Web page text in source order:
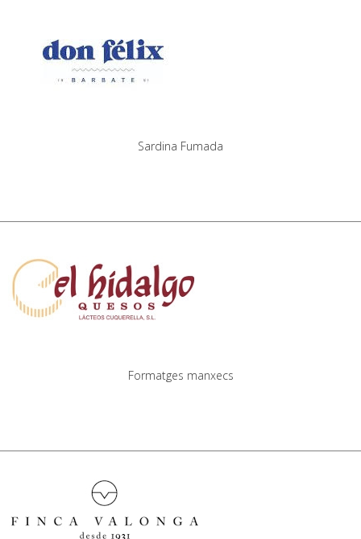
Sardina Fumada
Formatges manxecs